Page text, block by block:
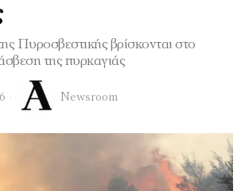
Πυροσβεστικής βρίσκονται στο
της πυρκαγιάς
Newsroom